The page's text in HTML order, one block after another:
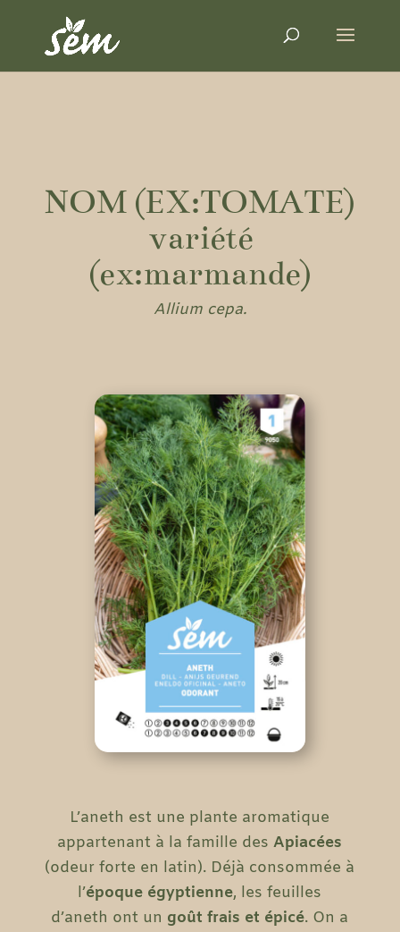
NOM (EX:TOMATE)
variété
(ex:marmande)
Allium cepa.
L’aneth est une plante aromatique
appartenant à la famille desApiacées
(odeur forte en latin). Déjà consommée à
l’époque égyptienne, les feuilles
d’aneth ont un goût frais et épicé. On a